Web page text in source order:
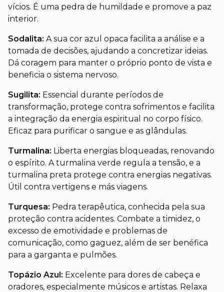
vícios. É uma pedra de humildade e promove a paz
interior.
Sodalita: A sua cor azul opaca facilita a análise e a
tomada de decisões, ajudando a concretizar ideias.
Dá coragem para manter o próprio ponto de vista e
beneficia o sistema nervoso.
Sugilita: Essencial durante períodos de
transformação, protege contra sofrimentos e facilita
a integração da energia espiritual no corpo físico.
Eficaz para purificar o sangue e as glândulas.
Turmalina: Liberta energias bloqueadas, renovando
o espírito. A turmalina verde regula a tensão, e a
turmalina preta protege contra energias negativas.
Útil contra vertigens e más viagens.
Turquesa: Pedra terapêutica, conhecida pela sua
proteção contra acidentes. Combate a timidez, o
excesso de emotividade e problemas de
comunicação, como gaguez, além de ser benéfica
para a garganta e pulmões.
Topázio Azul: Excelente para dores de cabeça e
oradores, especialmente músicos e artistas. Relaxa